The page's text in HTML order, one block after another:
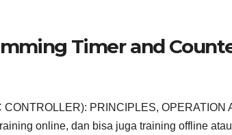
Timer and
PRINCIPLES, OPERATION
online, dan bisa juga training offline